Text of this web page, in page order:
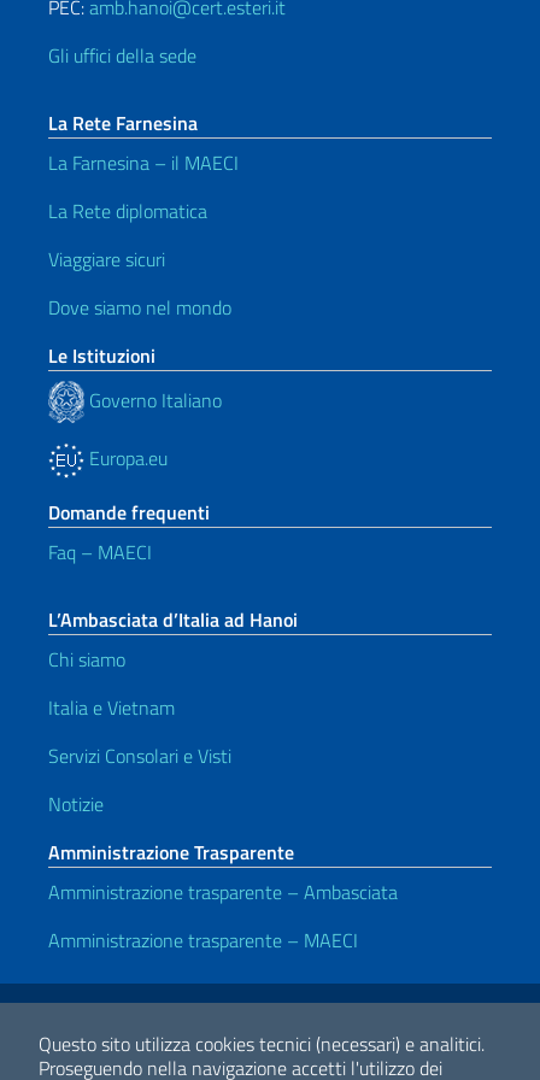
Questo sito utilizza cookies tecnici (necessari) e analitici.
Proseguendo nella navigazione accetti l'utilizzo dei
PEC:amb.hanoi@cert.esteri.it
Gli uffici della sede
La Rete Farnesina
La Farnesina – il MAECI
La Rete diplomatica
Viaggiare sicuri
Dove siamo nel mondo
Le Istituzioni
Governo Italiano
Europa.eu
Domande frequenti
Faq – MAECI
L’Ambasciata d’Italia ad Hanoi
Chi siamo
Italia e Vietnam
Servizi Consolari e Visti
Notizie
Amministrazione Trasparente
Amministrazione trasparente – Ambasciata
Amministrazione trasparente – MAECI
Link Utili